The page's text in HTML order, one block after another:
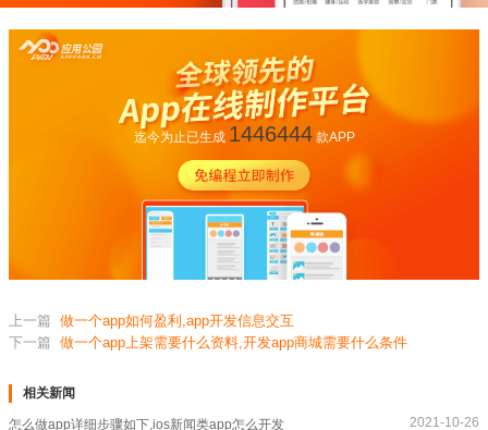
迄今为止已生成 1446444款APP
上一篇 做一个app如何盈利,app开发信息交互
下一篇 做一个app上架需要什么资料,开发app商城需要什么条件
相关新闻
怎么做app详细步骤如下,ios新闻类app怎么开发 2021-10-26